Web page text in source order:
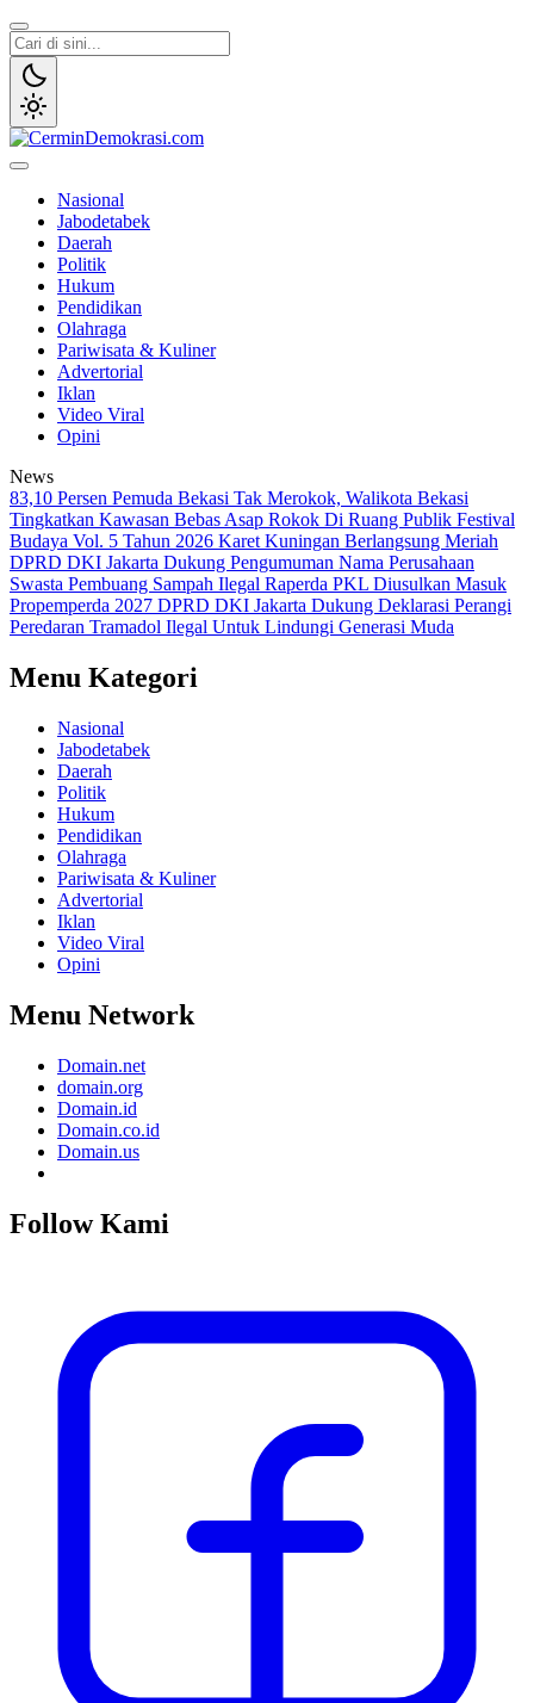
Lewati
ke
konten
Nasional
Jabodetabek
Daerah
Politik
Hukum
Pendidikan
Olahraga
Pariwisata & Kuliner
Advertorial
Iklan
Video Viral
Opini
News
83,10 Persen Pemuda Bekasi Tak Merokok, Walikota Bekasi
Tingkatkan Kawasan Bebas Asap Rokok Di Ruang Publik Festival
Budaya Vol. 5 Tahun 2026 Karet Kuningan Berlangsung Meriah
DPRD DKI Jakarta Dukung Pengumuman Nama Perusahaan
Swasta Pembuang Sampah Ilegal Raperda PKL Diusulkan Masuk
Propemperda 2027 DPRD DKI Jakarta Dukung Deklarasi Perangi
Peredaran Tramadol Ilegal Untuk Lindungi Generasi Muda
Menu Kategori
Nasional
Jabodetabek
Daerah
Politik
Hukum
Pendidikan
Olahraga
Pariwisata & Kuliner
Advertorial
Iklan
Video Viral
Opini
Menu Network
Domain.net
domain.org
Domain.id
Domain.co.id
Domain.us
Follow Kami